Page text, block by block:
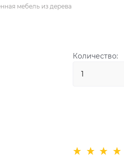
мебель из дерева
Количество: